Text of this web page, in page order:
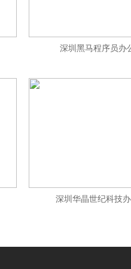
深圳黑马程序员办
深圳华晶世纪科技